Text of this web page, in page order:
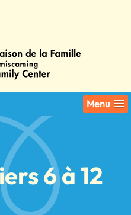
Menu
6 à 12